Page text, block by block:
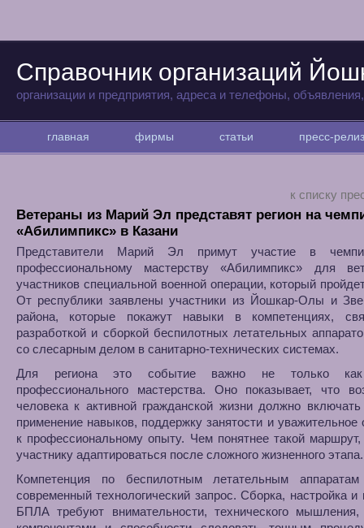
Справочник организаций
организации и предприятия, адреса и телефоны,
главная фирмы статьи пресс-
к списку
Ветераны из Марий Эл представят регион на
«Абилимпикс» в Казани
Представители Марий Эл примут участие в
профессиональному мастерству «Абилимпикс» для
участников специальной военной операции, который
От республики заявлены участники из Йошкар-Олы и
района, которые покажут навыки в компетенциях,
разработкой и сборкой беспилотных летательных
со слесарным делом в санитарно-технических системах.
Для региона это событие важно не только как
профессионального мастерства. Оно показывает, что
человека к активной гражданской жизни должно
применение навыков, поддержку занятости и уважительное
к профессиональному опыту. Чем понятнее такой
участнику адаптироваться после сложного жизненного этапа.
Компетенция по беспилотным летательным аппаратам
современный технологический запрос. Сборка, настройка и
БПЛА требуют внимательности, технического